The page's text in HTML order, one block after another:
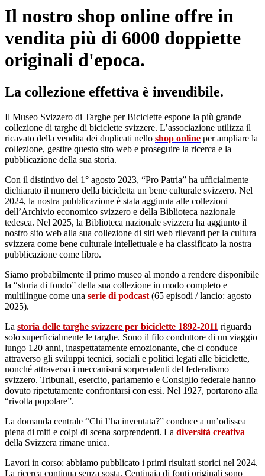
Il nostro shop online offre in
vendita più di 6000 doppiette
originali d'epoca.
La collezione effettiva è invendibile.
Il Museo Svizzero di Targhe per Biciclette espone la più grande
collezione di targhe di biciclette svizzere. L’associazione utilizza il
ricavato della vendita dei duplicati nello shop online per ampliare la
collezione, gestire questo sito web e proseguire la ricerca e la
pubblicazione della sua storia.
Con il distintivo del 1° agosto 2023, “Pro Patria” ha ufficialmente
dichiarato il numero della bicicletta un bene culturale svizzero. Nel
2024, la nostra pubblicazione è stata aggiunta alle collezioni
dell’Archivio economico svizzero e della Biblioteca nazionale
tedesca. Nel 2025, la Biblioteca nazionale svizzera ha aggiunto il
nostro sito web alla sua collezione di siti web rilevanti per la cultura
svizzera come bene culturale intellettuale e ha classificato la nostra
pubblicazione come libro.
Siamo probabilmente il primo museo al mondo a rendere disponibile
la “storia di fondo” della sua collezione in modo completo e
multilingue come una serie di podcast (65 episodi / lancio: agosto
2025).
La storia delle targhe svizzere per biciclette 1892-2011 riguarda
solo superficialmente le targhe. Sono il filo conduttore di un viaggio
lungo 120 anni, inaspettatamente emozionante, che ci conduce
attraverso gli sviluppi tecnici, sociali e politici legati alle biciclette,
nonché attraverso i meccanismi sorprendenti del federalismo
svizzero. Tribunali, esercito, parlamento e Consiglio federale hanno
dovuto ripetutamente confrontarsi con essi. Nel 1927, portarono alla
“rivolta popolare”.
La domanda centrale “Chi l’ha inventata?” conduce a un’odissea
piena di miti e colpi di scena sorprendenti. La diversità creativa
della Svizzera rimane unica.
Lavori in corso: abbiamo pubblicato i primi risultati storici nel 2024.
La ricerca continua senza sosta. Centinaia di fonti originali sono